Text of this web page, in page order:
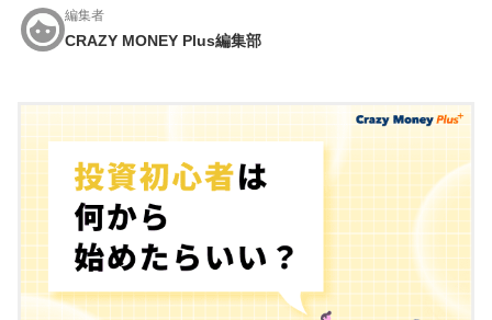
編集者
CRAZY MONEY Plus編集部